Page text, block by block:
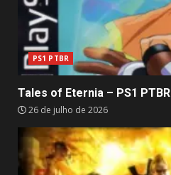
PS1 PTBR
Tales of Eternia – PS1 PTBR
26 de julho de 2026